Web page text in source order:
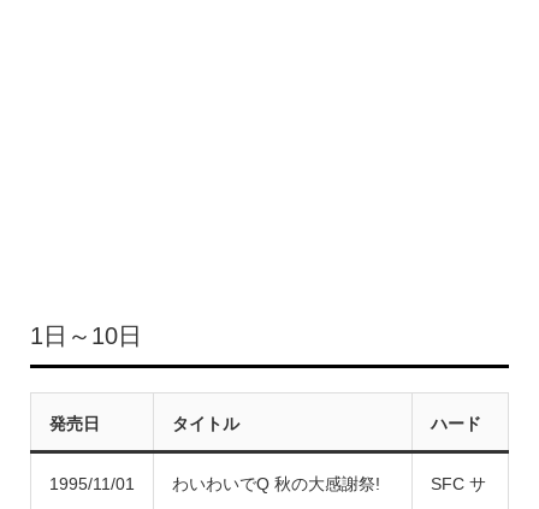
1日～10日
発売日 タイトル ハード
1995/11/01
わいわいでQ 秋の大感謝祭!
SFC サ